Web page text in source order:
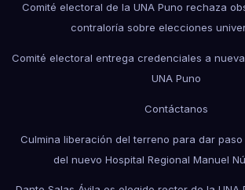
Comité electoral de la UNA Puno rechaza
contraloría sobre elecciones
Comité electoral entrega credenciales a
UNA Puno
Contáctanos
Culmina liberación del terreno para dar
del nuevo Hospital Regional Manuel